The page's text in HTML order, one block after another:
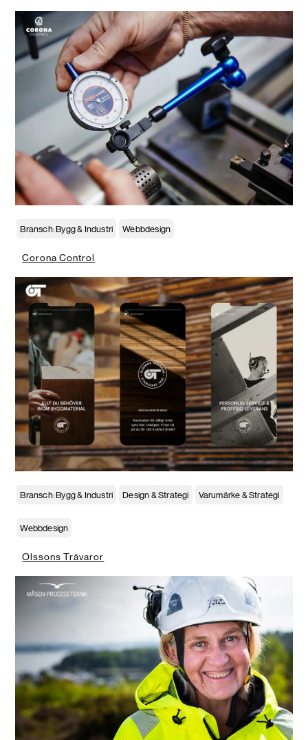
Bransch: Bygg & Industri Webbdesign
Corona Control
Bransch: Bygg & Industri Design & Strategi Varumärke & Strategi
Webbdesign
Olssons Trävaror